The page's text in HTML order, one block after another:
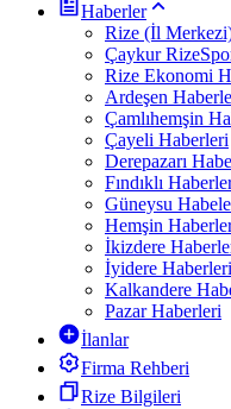
Haberler
Rize (İl
Çaykur
Rize Ekonomi
Ardeşen
Çamlıhemşin
Çayeli Haberleri
Derepazarı
Fındıklı
Güneysu
Hemşin
İkizdere
İyidere Haberleri
Kalkandere
Pazar Haberleri
İlanlar
Firma Rehberi
Rize Bilgileri